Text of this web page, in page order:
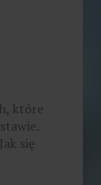
które
się